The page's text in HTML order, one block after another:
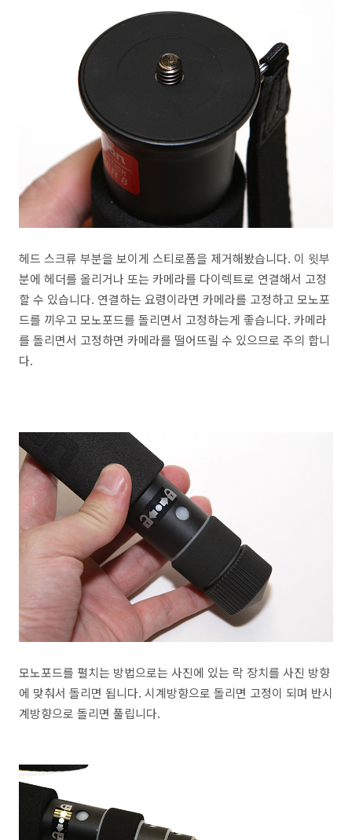
헤드 스크류 부분을 보이게 스티로폼을 제거해봤습니다. 이 윗부
분에 헤더를 올리거나 또는 카메라를 다이렉트로 연결해서 고정
할 수 있습니다. 연결하는 요령이라면 카메라를 고정하고 모노포
드를 끼우고 모노포드를 돌리면서 고정하는게 좋습니다. 카메라
를 돌리면서 고정하면 카메라를 떨어뜨릴 수 있으므로 주의 합니
다.
모노포드를 펼치는 방법으로는 사진에 있는 락 장치를 사진 방향
에 맞춰서 돌리면 됩니다. 시계방향으로 돌리면 고정이 되며 반시
계방향으로 돌리면 풀립니다.